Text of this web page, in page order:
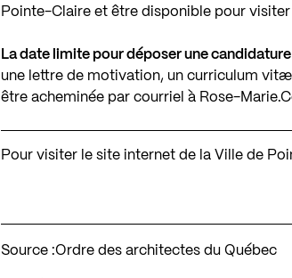
Pointe-Claire et être disponible pour visiter
La date limite pour déposer une candidature
une lettre de motivation, un curriculum
être acheminée par courriel à Rose-
Pour visiter le site internet de la Ville de
Source :Ordre des architectes du Québec